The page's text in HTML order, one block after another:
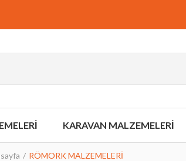
KARAVAN MALZEMELERİ
RÖMORK MALZEMELERİ